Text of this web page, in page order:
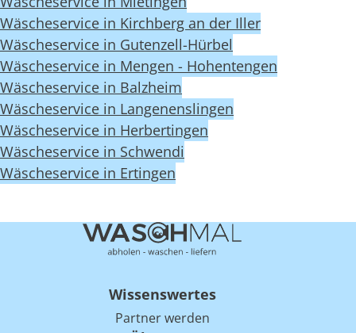
Wäscheservice in Kirchberg an der Iller
Wäscheservice in Gutenzell-Hürbel
Wäscheservice in Mengen - Hohentengen
Wäscheservice in Balzheim
Wäscheservice in Langenenslingen
Wäscheservice in Herbertingen
Wäscheservice in Schwendi
Wäscheservice in Ertingen
Wissenswertes
Partner werden